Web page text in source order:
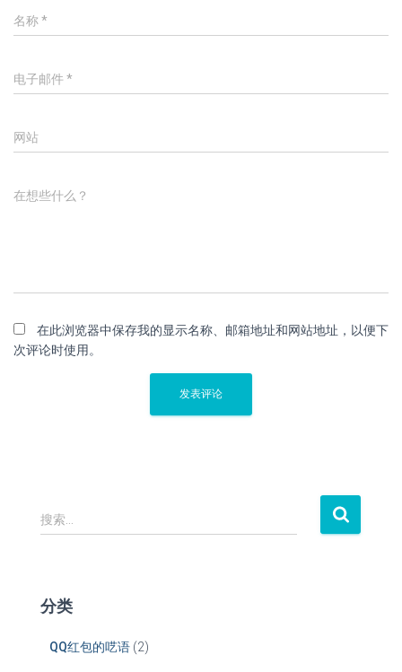
名称*
电子邮件 *
网站
在想些什么？
在此浏览器中保存我的显示名称、邮箱地址和网站地址，以便下
次评论时使用。
搜
索
搜索…
分类
QQ红包的呓语 (2)